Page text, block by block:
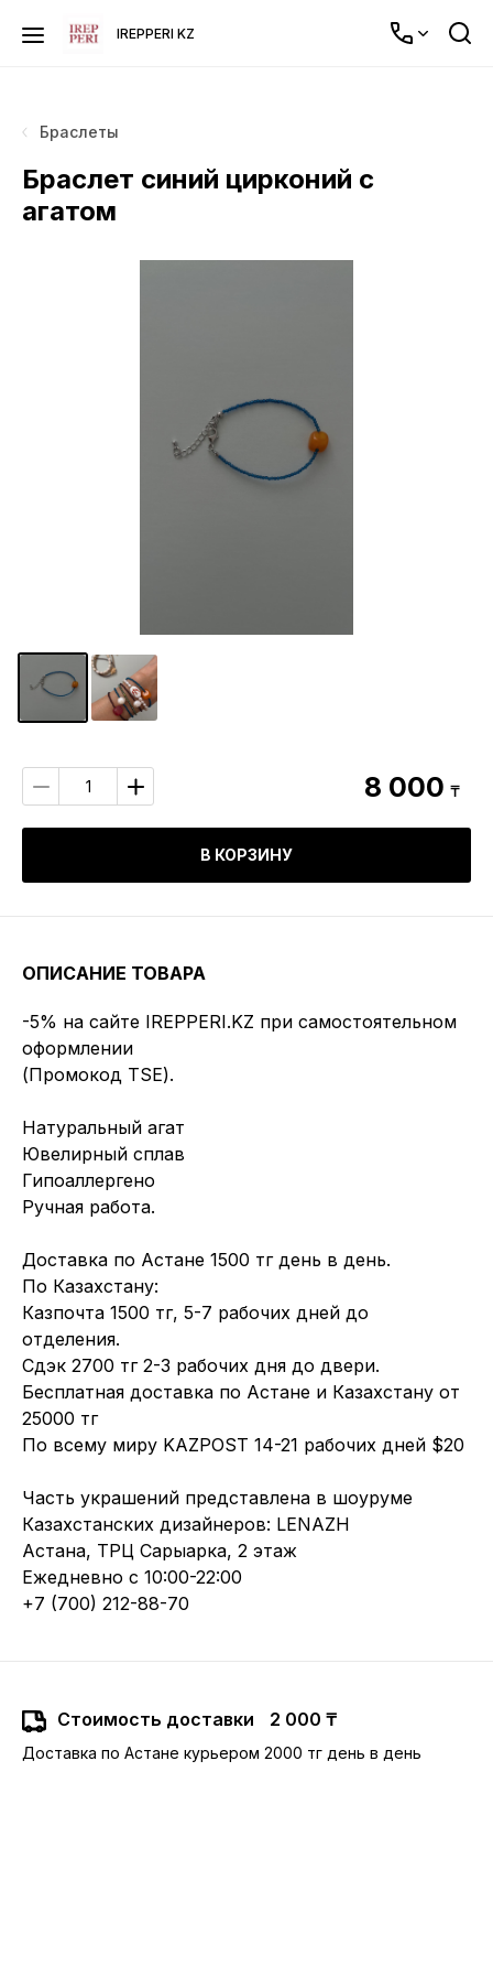
IREPPERI KZ
Браслеты
Браслет синий цирконий с
агатом
8 000 ₸
В КОРЗИНУ
ОПИСАНИЕ ТОВАРА
-5% на сайте IREPPERI.KZ при самостоятельном
оформлении
(Промокод TSE).
Натуральный агат
Ювелирный сплав
Гипоаллергено
Ручная работа.
Доставка по Астане 1500 тг день в день.
По Казахстану:
Казпочта 1500 тг, 5-7 рабочих дней до
отделения.
Сдэк 2700 тг 2-3 рабочих дня до двери.
Бесплатная доставка по Астане и Казахстану от
25000 тг
По всему миру KAZPOST 14-21 рабочих дней $20
Часть украшений представлена в шоуруме
Казахстанских дизайнеров: LENAZH
Астана, ТРЦ Сарыарка, 2 этаж
Ежедневно с 10:00-22:00
+7 (700) 212-88-70
Стоимость доставки 2 000 ₸
Доставка по Астане курьером 2000 тг день в день